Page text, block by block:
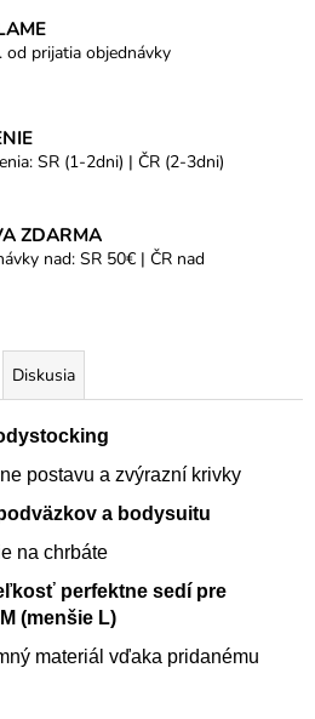
od prijatia objednávky
SR (1-2dni) | ČR (2-3dni)
ZDARMA
nad: SR 50€ | ČR nad
Diskusia
postavu a zvýrazní krivky
a bodysuitu
na chrbáte
perfektne sedí pre
(menšie L)
materiál vďaka pridanému